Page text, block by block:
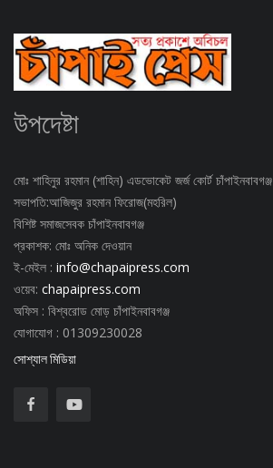
উপদেষ্টা
মোঃ শাহিনুর রহমান (শাহিন) এডভোকেট জর্জ কোর্ট চাঁপাইনবাবগঞ্জ
সভাপতি:আজিজুর রহমান ফিরোজ(মহরিল)
বিশিষ্ট সমাজসেবক চাঁপাইনবাবগঞ্জ
প্রকাশক: মোঃ অনিক দেওয়ান
ই-মেইল : info@chapaipress.com
ওয়েব: chapaipress.com
অফিস : বিশ্বরোড মোড় চাঁপাইনবাবগঞ্জ
যোগাযোগ : 01309230028
সোশ্যাল মিডিয়া